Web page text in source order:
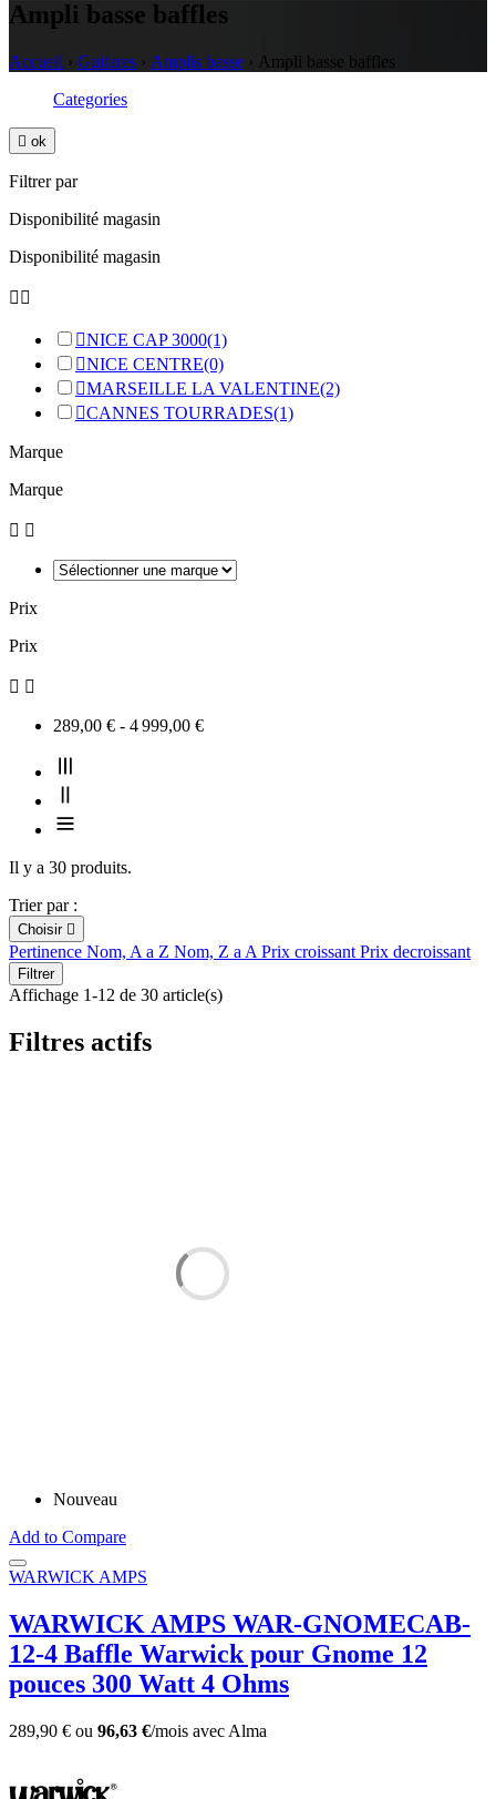
Ampli basse baffles
Accueil › Guitares › Amplis basse › Ampli basse baffles
Categories
 ok
Filtrer par
Disponibilité magasin
Disponibilité magasin
 
NICE CAP 3000(1)
NICE CENTRE(0)
MARSEILLE LA VALENTINE(2)
CANNES TOURRADES(1)
Marque
Marque
 
Prix
Prix
 
289,00 € - 4 999,00 €
Il y a 30 produits.
Trier par :
Choisir 
Pertinence Nom, A a Z Nom, Z a A Prix croissant Prix decroissant
Filtrer
Affichage 1-12 de 30 article(s)
Filtres actifs
Nouveau
Add to Compare
WARWICK AMPS
WARWICK AMPS WAR-GNOMECAB-
12-4 Baffle Warwick pour Gnome 12
pouces 300 Watt 4 Ohms
289,90 € ou 96,63 €/mois avec Alma